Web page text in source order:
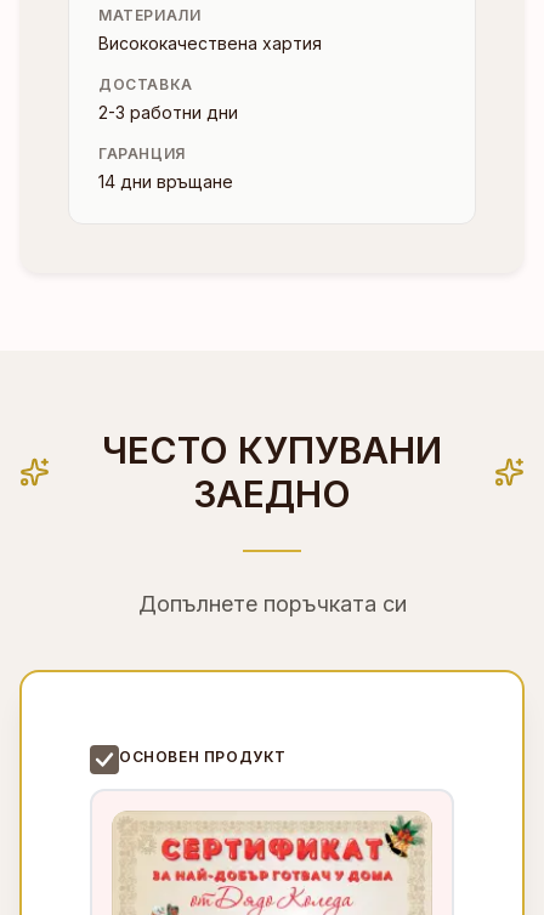
МАТЕРИАЛИ
Висококачествена хартия
ДОСТАВКА
2-3 работни дни
ГАРАНЦИЯ
14 дни връщане
ЧЕСТО КУПУВАНИ
ЗАЕДНО
Допълнете поръчката си
ОСНОВЕН ПРОДУКТ